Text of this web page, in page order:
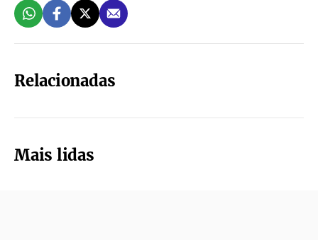
Relacionadas
Mais lidas